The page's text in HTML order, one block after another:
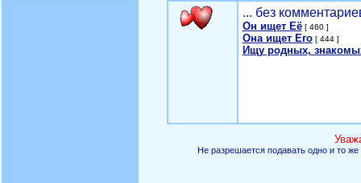
... без
Он ищет Её[ 460 ]
Она ищет Его[ 444 ]
Ищу родных,
Не разрешается подавать одно и то